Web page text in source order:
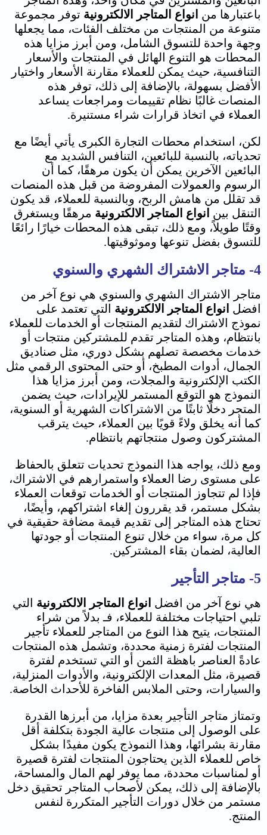
باعتبارها من انواع المتاجر الالكترونية توفر مجموعة
متنوعة من المنتجات من مختلف الفئات، مما يجعلها
وجهة واحدة للتسوق الشامل، ومن أبرز مزايا هذه
المحطات هو التنوع الهائل في المنتجات والأسعار
التنافسية، حيث يمكن للعملاء مقارنة الأسعار واختيار
الأفضل بسهولة، بالإضافة إلى ذلك، توفر هذه
المنصات غالبًا نظام تقييمات ومراجعات يساعد
العملاء في اتخاذ قرارات شراء مستنيرة.
لكن، استخدام محطات التجارة الكبرى يأتي أيضًا مع
تحدياته، بالنسبة للبائعين، التنافس الشديد مع
البائعين الآخرين يمكن أن يكون مرهقًا، كما أن
الرسوم والعمولات المفروضة من قبل هذه المنصات
قد تقلل من هامش الربح، وبالنسبة للعملاء، قد يكون
التنقل بين انواع المتاجر الالكترونية مرهقًا ويستغرق
وقتًا طويلاً، ومع ذلك، تبقى هذه المحطات خيارًا رائعًا
للتسوق بفضل تنوعها وموثوقيتها.
4- متاجر الاشتراك الشهري والسنوي
متاجر الاشتراك الشهري والسنوي هي نوع آخر من
افضل انواع المتاجر الالكترونية التي تعتمد على
نموذج الاشتراك لتقديم المنتجات أو الخدمات للعملاء
بانتظام، وهذه المتاجر تقدم للمشتركين منتجات أو
خدمات مخصصة تصلهم بشكل دوري، مثل صناديق
الجمال، أدوات المطبخ، أو حتى المحتوى الرقمي مثل
الكتب الإلكترونية والمجلات، ومن أبرز مزايا هذا
النموذج هو التوقع المستمر للإيرادات، حيث يضمن
المتجر دخلًا ثابتًا من الاشتراكات الشهرية أو السنوية،
كما أنه يخلق ولاءً قويًا بين العملاء، حيث يترقب
المشتركون وصول منتجاتهم بانتظام.
ومع ذلك، يواجه هذا النموذج تحديات تتعلق بالحفاظ
على مستوى رضا العملاء واستمرارهم في الاشتراك،
فإذا لم تتجاوز المنتجات أو الخدمات توقعات العملاء
بشكل مستمر، قد يقررون إلغاء اشتراكهم، وأيضًا،
تحتاج هذه المتاجر إلى تقديم قيمة مضافة حقيقية في
كل مرة، سواء من خلال تنوع المنتجات أو جودتها
العالية، لضمان بقاء المشتركين.
5- متاجر التأجير
هي نوع آخر من افضل انواع المتاجر الالكترونية التي
تلبي احتياجات مختلفة للعملاء، فـ بدلاً من شراء
المنتجات، يتيح هذا النوع من المتاجر للعملاء تأجير
المنتجات لفترة زمنية محددة، وتشمل هذه المنتجات
عادةً العناصر باهظة الثمن أو التي تستخدم لفترة
قصيرة، مثل المعدات الإلكترونية، والأدوات المنزلية،
والسيارات، وحتى الملابس الفاخرة للأحداث الخاصة.
وتمتاز متاجر التأجير بعدة مزايا، من أبرزها القدرة
على الوصول إلى منتجات عالية الجودة بتكلفة أقل
مقارنة بشرائها، وهذا النموذج يكون مفيدًا بشكل
خاص للعملاء الذين يحتاجون المنتجات لفترة قصيرة
أو لمناسبات محددة، مما يوفر لهم المال والمساحة،
بالإضافة إلى ذلك، يمكن لأصحاب المتاجر تحقيق دخل
مستمر من خلال دورات التأجير المتكررة لنفس
المنتج.